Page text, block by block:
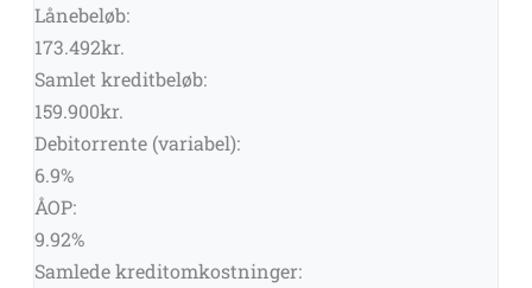
Lånebeløb:
173.492kr.
Samlet kreditbeløb:
159.900kr.
Debitorrente (variabel):
6.9%
ÅOP:
9.92%
Samlede kreditomkostninger: